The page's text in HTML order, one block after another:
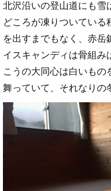
北沢沿いの登山道にも雪
どころが凍りついている
を出すまでもなく、赤岳
イスキャンディは骨組み
こうの大同心は白いもの
舞っていて、それなりの